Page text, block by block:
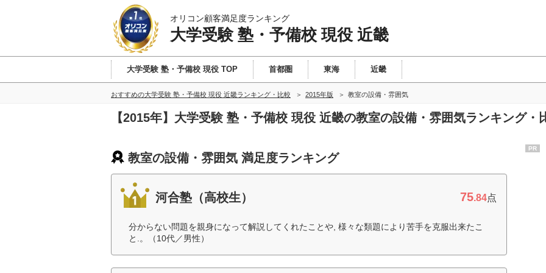
オリコン顧客満足度ランキング
大学受験 塾・予備校 現役 近畿
大学受験 塾・予備校 現役 TOP 首都圏 東海 近畿
おすすめの大学受験 塾・予備校 現役 近畿ランキング・比較 2015年版 教室の設備・雰囲気
【2015年】大学受験 塾・予備校 現役 近畿の教室の設備・雰囲気ランキング・
教室の設備・雰囲気 満足度ランキング
河合塾（高校生） 75.84点
分からない問題を親身になって解説してくれたことや, 様々な類題により苦手を克服出来たこ
と.。（10代／男性）
PR